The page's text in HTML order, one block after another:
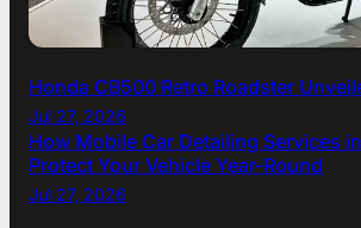
Honda CB500 Retro Roadster
Jul 27, 2026
How Mobile Car Detailing Services
Protect Your Vehicle Year-Round
Jul 27, 2026